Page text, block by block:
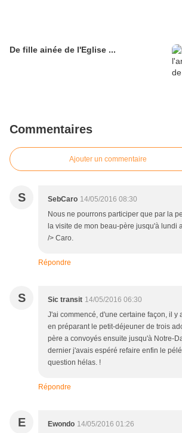
De fille ainée de l'Eglise ...
Commentaires
Ajouter un commentaire
S SebCaro 14/05/2016 08:30
Nous ne pourrons participer que par la
la visite de mon beau-père jusqu'à lundi
/> Caro.
Répondre
S Sic transit 14/05/2016 06:30
J'ai commencé, d'une certaine façon, il y
en préparant le petit-déjeuner de trois
père a convoyés ensuite jusqu'à Notre-
dernier j'avais espéré refaire enfin le
question hélas. !
Répondre
E Ewondo 14/05/2016 01:26